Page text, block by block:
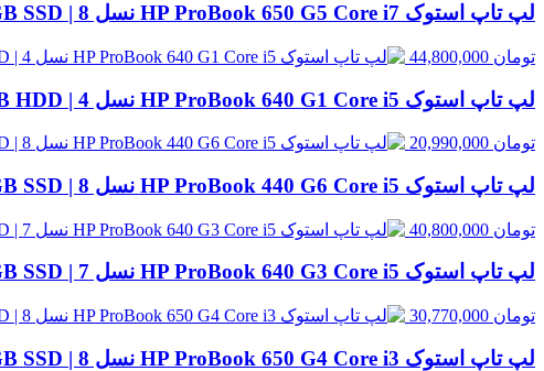
لپ تاپ استوک HP ProBook 650 G5 Core i7 نسل 8 | 8GB RAM، 256GB SSD
تومان
لپ تاپ استوک HP ProBook 640 G1 Core i5 نسل 4 | 8GB RAM، 500GB HDD
تومان
لپ تاپ استوک HP ProBook 440 G6 Core i5 نسل 8 | 8GB RAM، 256GB SSD
تومان
لپ تاپ استوک HP ProBook 640 G3 Core i5 نسل 7 | 8GB RAM، 256GB SSD
تومان
لپ تاپ استوک HP ProBook 650 G4 Core i3 نسل 8 | 8GB RAM، 256GB SSD